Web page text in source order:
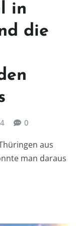
in
die
0
aus
man daraus